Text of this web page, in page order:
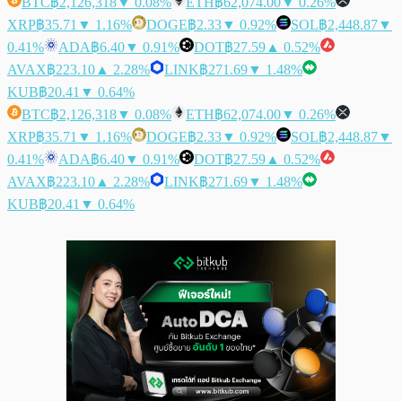
XRP฿35.71 ▼ 1.16% DOGE฿2.33▼ 0.92% SOL฿2,448.87▼
0.41%
ADA฿6.40▼ 0.91% DOT฿27.59 ▲ 0.52%
AVAX฿223.10 ▲ 2.28% LINK฿271.69▼ 1.48%
KUB฿20.41 ▼ 0.64%
BTC฿2,126,318▼ 0.08% ETH฿62,074.00▼ 0.26%
XRP฿35.71 ▼ 1.16% DOGE฿2.33▼ 0.92% SOL฿2,448.87▼
0.41%
ADA฿6.40▼ 0.91% DOT฿27.59 ▲ 0.52%
AVAX฿223.10 ▲ 2.28% LINK฿271.69▼ 1.48%
KUB฿20.41 ▼ 0.64%